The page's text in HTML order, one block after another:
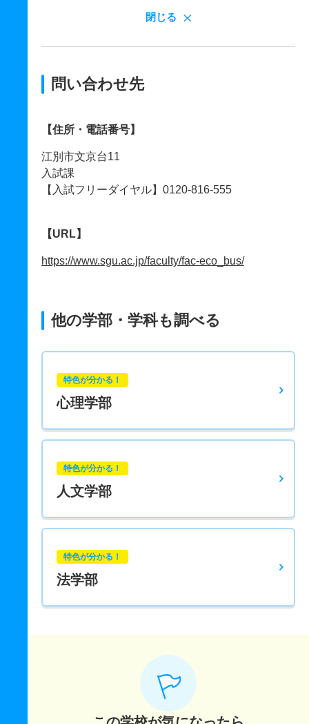
閉じる
問い合わせ先
【住所・電話番号】
江別市文京台11
入試課
【入試フリーダイヤル】0120-816-555
【URL】
https://www.sgu.ac.jp/faculty/fac-eco_bus/
他の学部・学科も調べる
特色が分かる！
心理学部
特色が分かる！
人文学部
特色が分かる！
法学部